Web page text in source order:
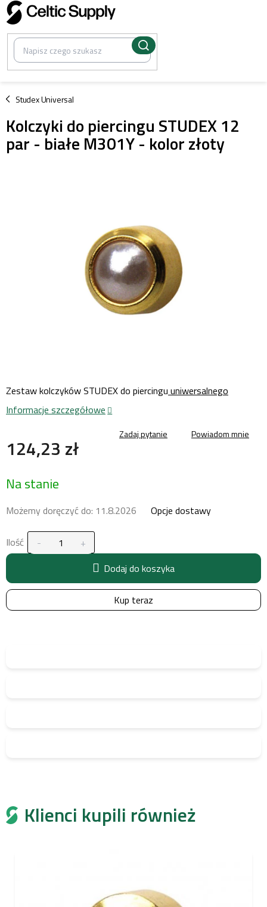
Przejść
do
treści
Studex Universal
/
Kolczyki do piercingu STUDEX 12
par - białe M301Y - kolor złoty
124,23 zł
jednostkowa:
Na stanie
Możemy doręczyć do: 11.8.2026 Opcje dostawy
Ilość
Dodaj do koszyka
Kup teraz
Zestaw kolczyków STUDEX do piercingu uniwersalnego
Informacje szczegółowe
Zadaj pytanie Powiadom mnie
Klienci kupili również